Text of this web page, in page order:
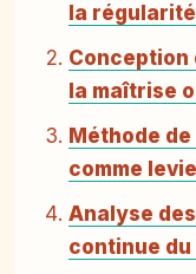
la
Conception
la maîtrise
Méthode
comme
Analyse
continue